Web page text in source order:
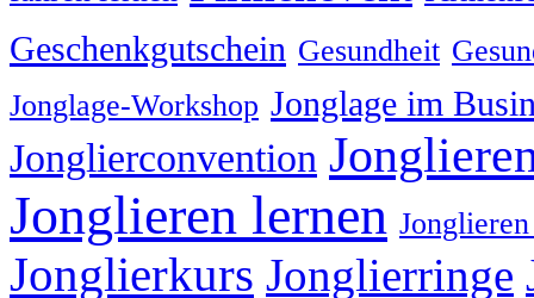
Geschenkgutschein Gesundheit
Jonglage-Workshop Jonglage im
Jonglierconvention
Jonglieren lernen
Jonglierkurs Jonglierringe